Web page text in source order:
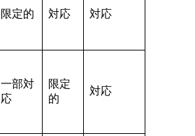
限定的 対応 対応
一部対
応
限定
的
対応